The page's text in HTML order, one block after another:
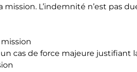
L’indemnité n’est pas
cas de force majeure justifiant